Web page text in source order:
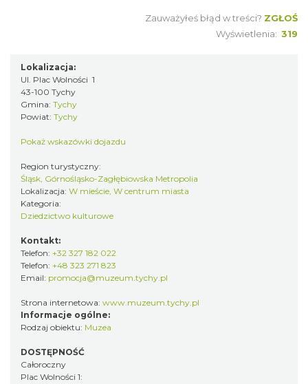
Zauważyłeś błąd w treści? ZGŁOŚ
Wyświetlenia: 319
Lokalizacja:
Ul. Plac Wolności 1
43-100 Tychy
Gmina: Tychy
Powiat: Tychy
Pokaż wskazówki dojazdu
Region turystyczny:
Śląsk, Górnośląsko-Zagłębiowska Metropolia
Lokalizacja: W mieście, W centrum miasta
Kategoria:
Dziedzictwo kulturowe
Kontakt:
Telefon: +32 327 182 022
Telefon: +48 323 271 823
Email: promocja@muzeum.tychy.pl
Strona internetowa: www.muzeum.tychy.pl
Informacje ogólne:
Rodzaj obiektu: Muzea
DOSTĘPNOŚĆ
Całoroczny
Plac Wolności 1: